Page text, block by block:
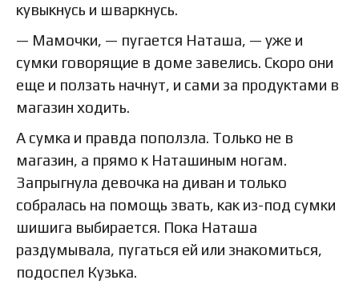
кувыкнусь и шваркнусь.
— Мамочки, — пугается Наташа, — уже и
сумки говорящие в доме завелись. Скоро они
еще и ползать начнут, и сами за продуктами в
магазин ходить.
А сумка и правда поползла. Только не в
магазин, а прямо к Наташиным ногам.
Запрыгнула девочка на диван и только
собралась на помощь звать, как из-под сумки
шишига выбирается. Пока Наташа
раздумывала, пугаться ей или знакомиться,
подоспел Кузька.